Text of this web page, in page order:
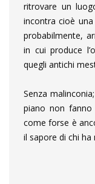
ritrovare un
incontra cioè
probabilmente,
in cui produce
quegli antichi
Senza
piano non
come forse è
il sapore di chi